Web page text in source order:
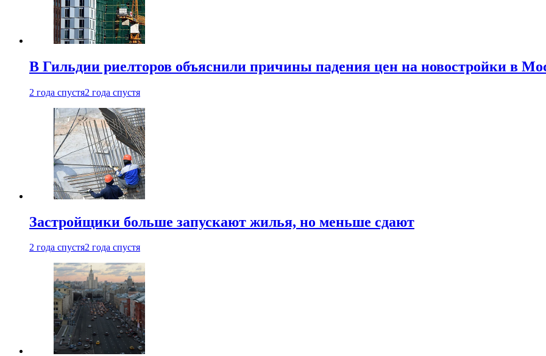
В Гильдии риелторов объяснили причины падения цен на новостройки в
2 года спустя2 года спустя
Застройщики больше запускают жилья, но меньше сдают
2 года спустя2 года спустя